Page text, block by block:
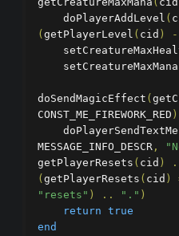
    doPlayerAddLevel
(
( getPlayerLevel ( cid ) -
    setCreatureMaxMana
doSendMagicEffect (
CONST_ME_FIREWORK_RED )
MESSAGE_INFO_DESCR ,
getPlayerResets ( cid )
( getPlayerResets ( cid )
"resets" ) .. "." )
return true
end